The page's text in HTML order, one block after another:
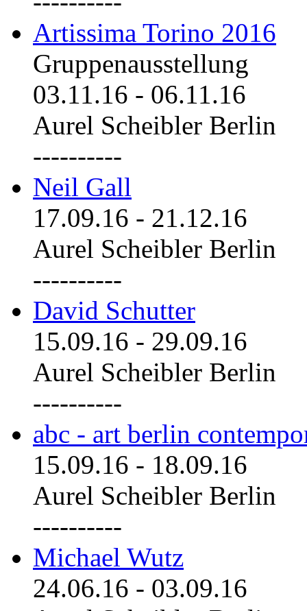
Artissima Torino 2016
Gruppenausstellung
03.11.16 - 06.11.16
Aurel Scheibler Berlin
----------
Neil Gall
17.09.16 - 21.12.16
Aurel Scheibler Berlin
----------
David Schutter
15.09.16 - 29.09.16
Aurel Scheibler Berlin
----------
abc - art berlin
15.09.16 - 18.09.16
Aurel Scheibler Berlin
----------
Michael Wutz
24.06.16 - 03.09.16